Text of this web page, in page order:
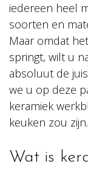
iedereen heel
soorten en
Maar omdat
springt, wilt u
absoluut de
we u op deze
keramiek
keuken zou zijn.
Wat is